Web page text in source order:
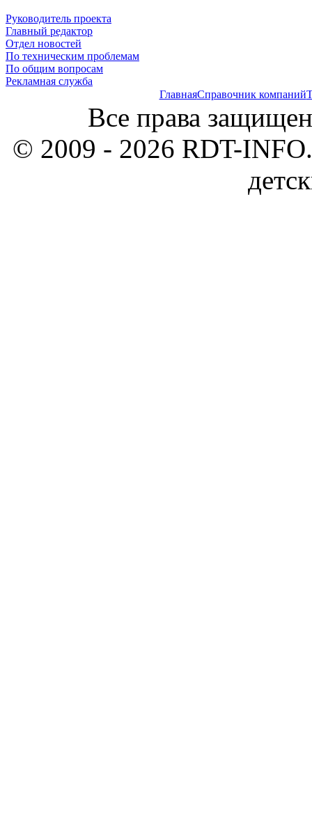
Руководитель проекта
Главный редактор
Отдел новостей
По техническим проблемам
По общим вопросам
Рекламная служба
ГлавнаяСправочник компаний
Все права
© 2009 - 2026 RDT-